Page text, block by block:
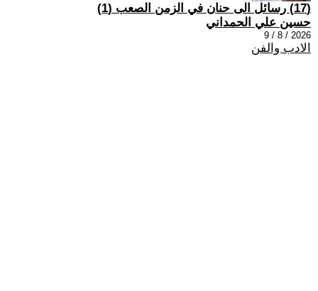
(17) رسائل الى حنان في الزمن الصعب (1)
حسين علي الحمداني
2026 / 8 / 9
الادب والفن